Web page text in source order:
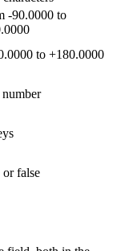
-90.0000 to
to +180.0000
or false